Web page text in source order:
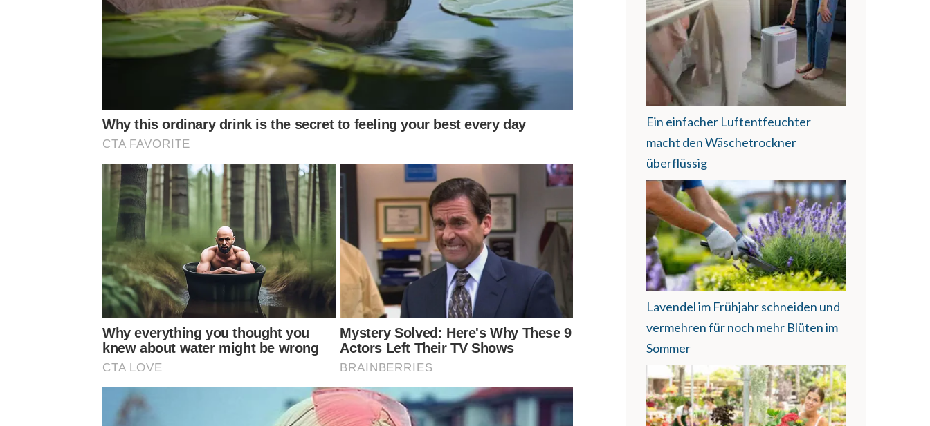
Ein einfacher Luftentfeuchter
macht den Wäschetrockner
überflüssig
Lavendel im Frühjahr schneiden und
vermehren für noch mehr Blüten im
Sommer